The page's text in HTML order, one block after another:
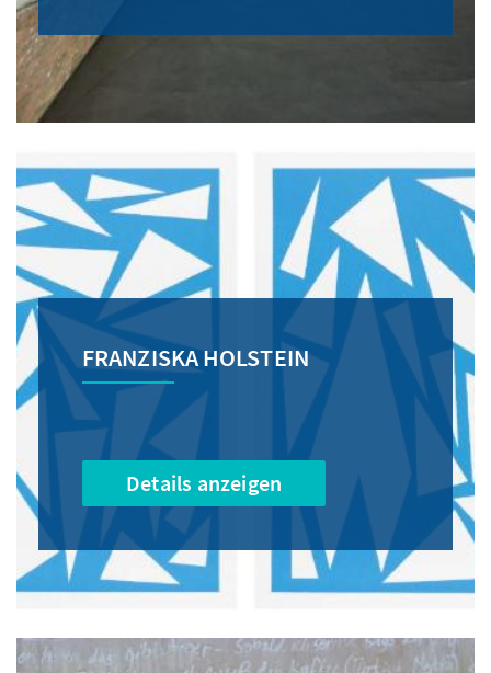
FRANZISKA HOLSTEIN
Details anzeigen